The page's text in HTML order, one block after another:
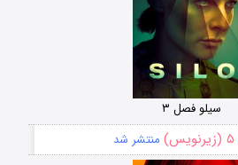
سیلو فصل ۳
۵ (زیرنویس) منتشر شد